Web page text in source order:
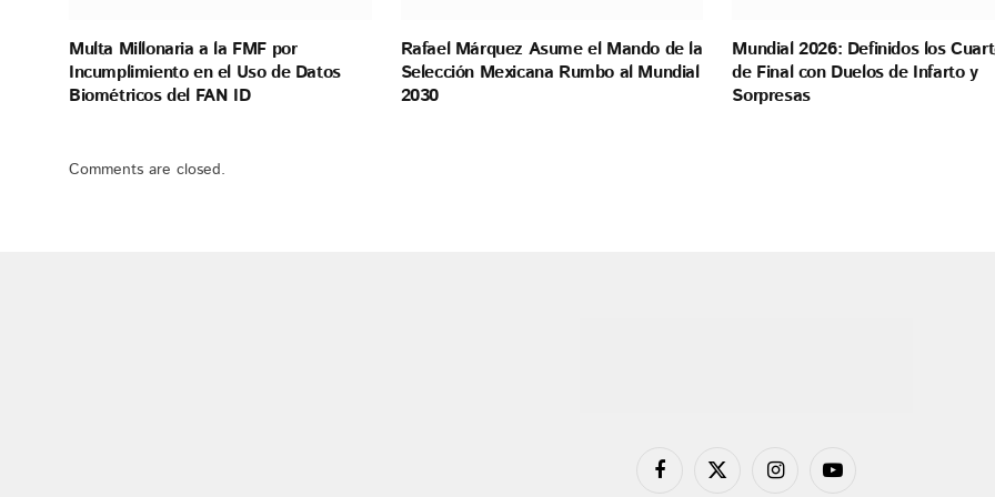
Multa Millonaria a la FMF por
Incumplimiento en el Uso de Datos
Biométricos del FAN ID
Rafael Márquez Asume el Mando de la
Selección Mexicana Rumbo al Mundial
2030
Mundial 2026: Definidos los
de Final con Duelos de Infarto y
Sorpresas
Comments are closed.
FacebookX
InstagramYouTube